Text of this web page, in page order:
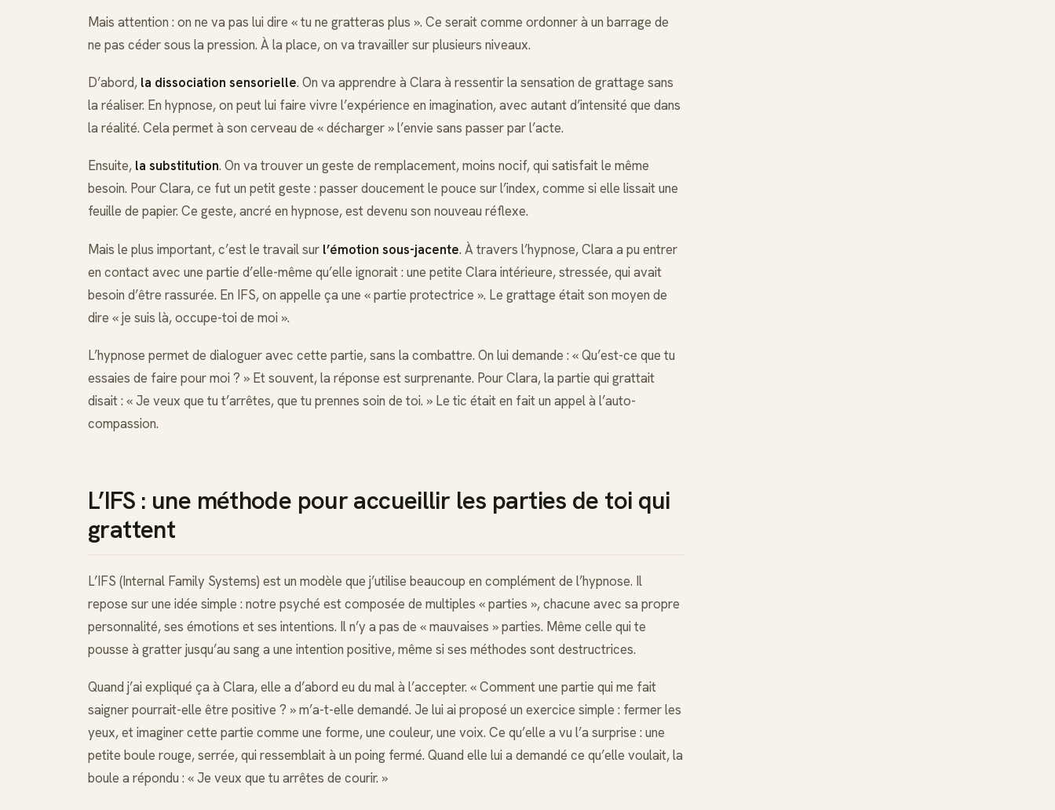
Mais attention : on ne va pas lui dire « tu ne gratteras plus ». Ce serait comme ordonner à un barrage de
ne pas céder sous la pression. À la place, on va travailler sur plusieurs niveaux.
D’abord, la dissociation sensorielle. On va apprendre à Clara à ressentir la sensation de grattage sans
la réaliser. En hypnose, on peut lui faire vivre l’expérience en imagination, avec autant d’intensité que dans
la réalité. Cela permet à son cerveau de « décharger » l’envie sans passer par l’acte.
Ensuite, la substitution. On va trouver un geste de remplacement, moins nocif, qui satisfait le même
besoin. Pour Clara, ce fut un petit geste : passer doucement le pouce sur l’index, comme si elle lissait une
feuille de papier. Ce geste, ancré en hypnose, est devenu son nouveau réflexe.
Mais le plus important, c’est le travail sur l’émotion sous-jacente. À travers l’hypnose, Clara a pu entrer
en contact avec une partie d’elle-même qu’elle ignorait : une petite Clara intérieure, stressée, qui avait
besoin d’être rassurée. En IFS, on appelle ça une « partie protectrice ». Le grattage était son moyen de
dire « je suis là, occupe-toi de moi ».
L’hypnose permet de dialoguer avec cette partie, sans la combattre. On lui demande : « Qu’est-ce que tu
essaies de faire pour moi ? » Et souvent, la réponse est surprenante. Pour Clara, la partie qui grattait
disait : « Je veux que tu t’arrêtes, que tu prennes soin de toi. » Le tic était en fait un appel à l’auto-
compassion.
L’IFS : une méthode pour accueillir les parties de toi qui
grattent
L’IFS (Internal Family Systems) est un modèle que j’utilise beaucoup en complément de l’hypnose. Il
repose sur une idée simple : notre psyché est composée de multiples « parties », chacune avec sa propre
personnalité, ses émotions et ses intentions. Il n’y a pas de « mauvaises » parties. Même celle qui te
pousse à gratter jusqu’au sang a une intention positive, même si ses méthodes sont destructrices.
Quand j’ai expliqué ça à Clara, elle a d’abord eu du mal à l’accepter. « Comment une partie qui me fait
saigner pourrait-elle être positive ? » m’a-t-elle demandé. Je lui ai proposé un exercice simple : fermer les
yeux, et imaginer cette partie comme une forme, une couleur, une voix. Ce qu’elle a vu l’a surprise : une
petite boule rouge, serrée, qui ressemblait à un poing fermé. Quand elle lui a demandé ce qu’elle voulait, la
boule a répondu : « Je veux que tu arrêtes de courir. »